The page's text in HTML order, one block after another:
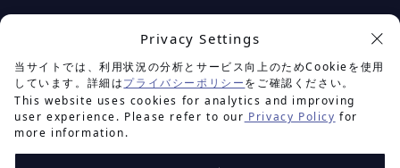
Privacy Settings
当サイトでは、利用状況の分析とサービス向上のためCookieを使用
しています。詳細はプライバシーポリシーをご確認ください。
This website uses cookies for analytics and improving
user experience. Please refer to our Privacy Policy for
more information.
余白を楽しむプロジェクト